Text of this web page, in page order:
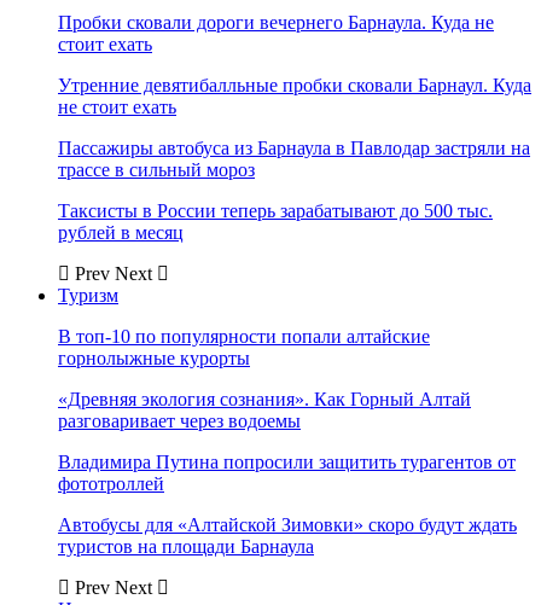
Пробки сковали дороги вечернего Барнаула. Куда не
стоит ехать
Утренние девятибалльные пробки сковали Барнаул. Куда
не стоит ехать
Пассажиры автобуса из Барнаула в Павлодар застряли на
трассе в сильный мороз
Таксисты в России теперь зарабатывают до 500 тыс.
рублей в месяц
Prev Next
Туризм
В топ-10 по популярности попали алтайские
горнолыжные курорты
«Древняя экология сознания». Как Горный Алтай
разговаривает через водоемы
Владимира Путина попросили защитить турагентов от
фототроллей
Автобусы для «Алтайской Зимовки» скоро будут ждать
туристов на площади Барнаула
Prev Next